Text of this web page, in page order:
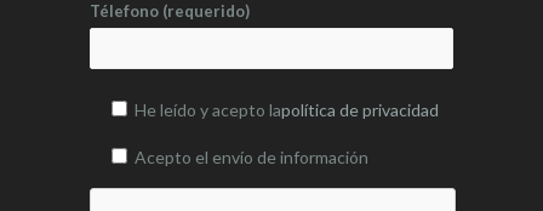
Télefono (requerido)
He leído y acepto lapolítica de privacidad
Acepto el envío de información